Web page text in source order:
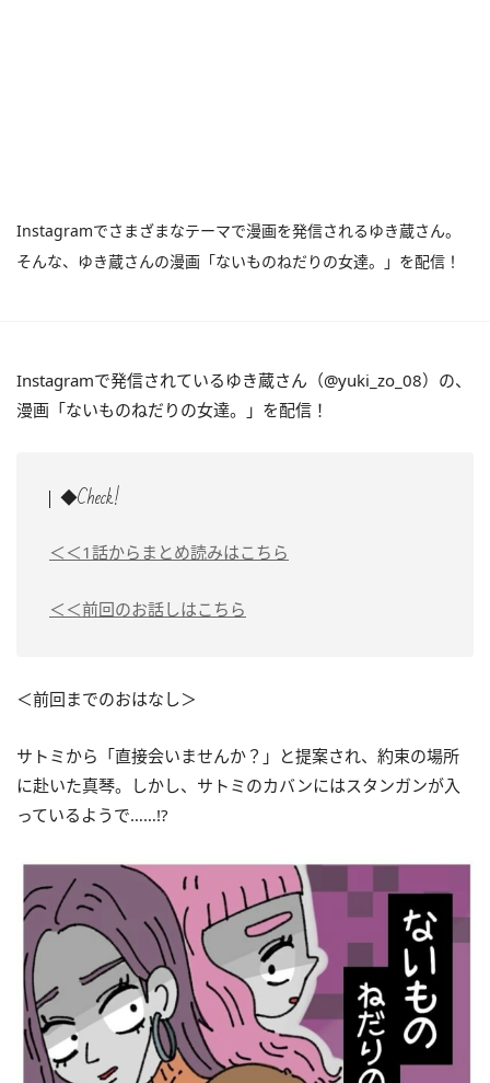
Instagramでさまざまなテーマで漫画を発信されるゆき蔵さん。
そんな、ゆき蔵さんの漫画「ないものねだりの女達。」を配信！
Instagramで発信されているゆき蔵さん（@yuki_zo_08）の、
漫画「ないものねだりの女達。」を配信！
◆Check!
＜＜1話からまとめ読みはこちら
＜＜前回のお話しはこちら
＜前回までのおはなし＞
サトミから「直接会いませんか？」と提案され、約束の場所
に赴いた真琴。しかし、サトミのカバンにはスタンガンが入
っているようで……!?